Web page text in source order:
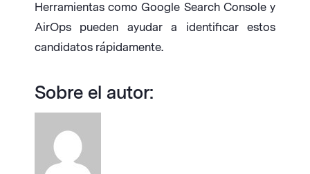
Herramientas como Google Search Console y
AirOps pueden ayudar a identificar estos
candidatos rápidamente.
Sobre el autor: